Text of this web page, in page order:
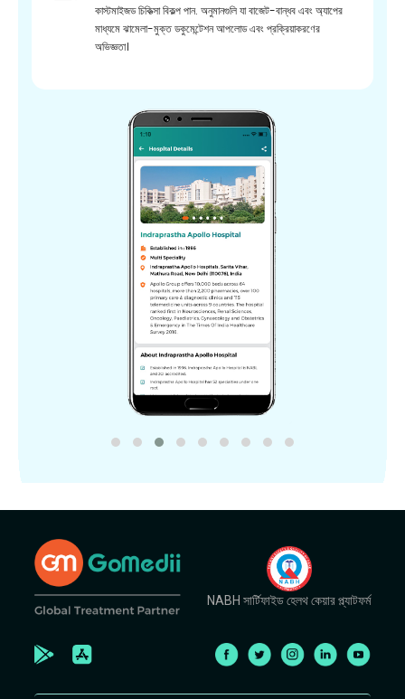
কাস্টমাইজড চিকিত্সা বিকল্প পান. অনুমানগুলি যা বাজেট-বান্ধব এবং অ্যাপের
মাধ্যমে ঝামেলা-মুক্ত ডকুমেন্টেশন আপলোড এবং প্রক্রিয়াকরণের
অভিজ্ঞতা।
NABH সার্টিফাইড হেলথ কেয়ার প্ল্যাটফর্ম